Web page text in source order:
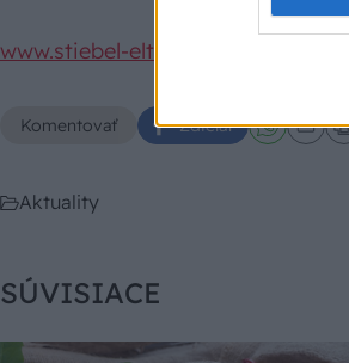
www.stiebel-eltron.sk
Komentovať Zdieľať
Aktuality
SÚVISIACE